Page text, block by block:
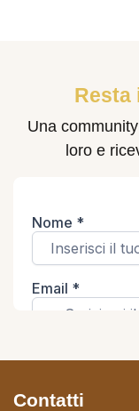
Resta
Una
loro e
Contatti